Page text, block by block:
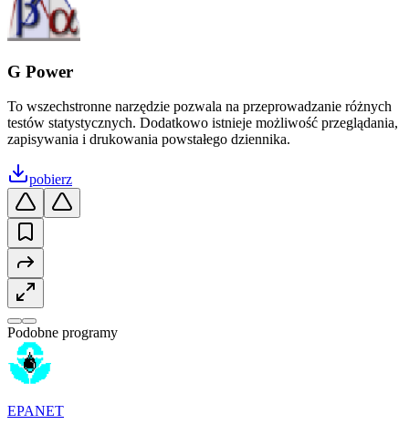
G Power
To wszechstronne narzędzie pozwala na przeprowadzanie różnych
testów statystycznych. Dodatkowo istnieje możliwość przeglądania,
zapisywania i drukowania powstałego dziennika.
pobierz
Podobne programy
EPANET